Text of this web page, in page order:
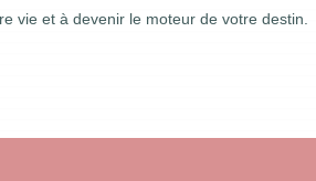
vie et à devenir le moteur de votre destin.